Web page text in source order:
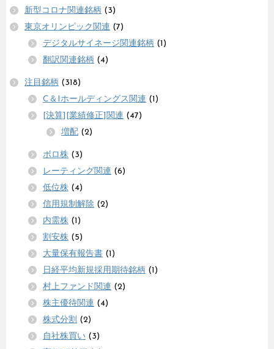
新型コロナ関連銘柄 (3)
東京オリンピック関連 (7)
デジタルサイネージ関連銘柄 (1)
翻訳関連銘柄 (4)
注目銘柄 (318)
C＆Iホールディングス関連 (1)
[決算][業績修正]関連 (47)
増配 (2)
ボロ株 (3)
レーティング関連 (6)
低位株 (4)
信用規制解除 (2)
内需株 (1)
割安株 (5)
大量保有報告書 (1)
日経平均新規採用期待銘柄 (1)
村上ファンド関連 (2)
株主優待関連 (4)
株式分割 (2)
自社株買い (3)